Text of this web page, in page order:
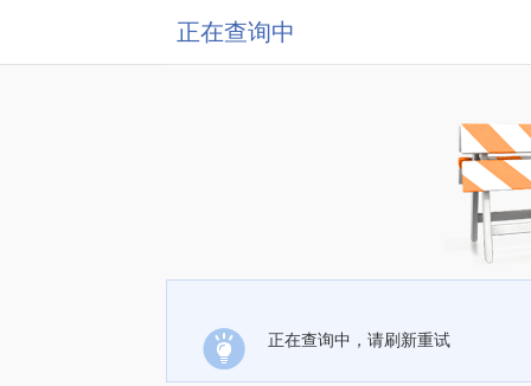
正在查询中
正在查询中，请刷新重试